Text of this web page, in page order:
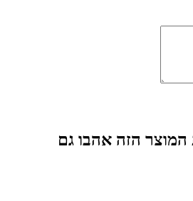
הזה אהבו גם